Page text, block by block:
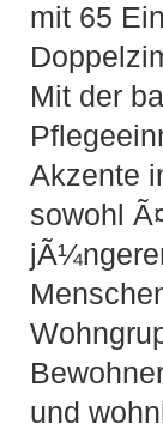
mit 65
Mit der
Akzente
sowohl
und